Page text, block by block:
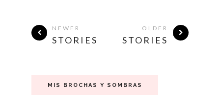
NEWER
STORIES
OLDER
STORIES
MIS BROCHAS Y SOMBRAS